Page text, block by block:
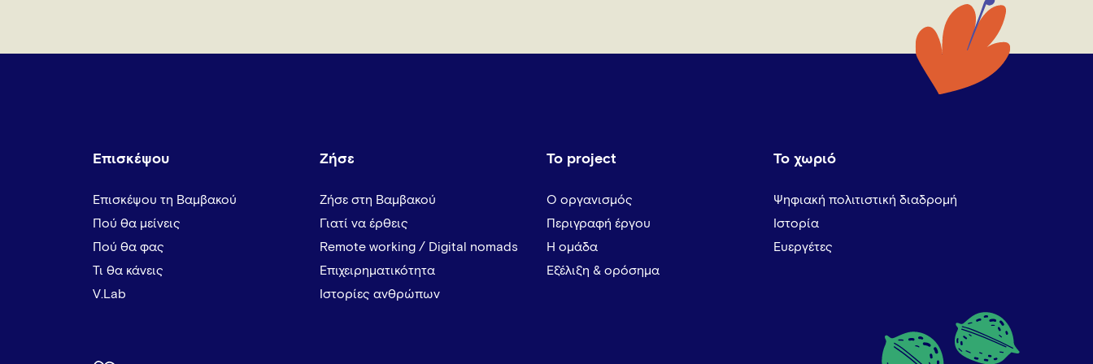
Επισκέψου
Επισκέψου τη Βαμβακού
Πού θα μείνεις
Πού θα φας
Τι θα κάνεις
V.Lab
Ζήσε
Ζήσε στη Βαμβακού
Γιατί να έρθεις
Remote working / Digital nomads
Επιχειρηματικότητα
Ιστορίες ανθρώπων
Το project
Ο οργανισμός
Περιγραφή έργου
Η ομάδα
Εξέλιξη & ορόσημα
Το χωριό
Ψηφιακή πολιτιστική διαδρομή
Ιστορία
Ευεργέτες